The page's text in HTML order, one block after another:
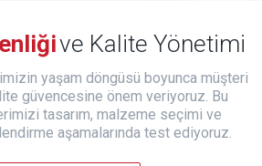
ve Kalite Yönetimi
yaşam döngüsü boyunca müşteri
güvencesine önem veriyoruz. Bu
tasarım, malzeme seçimi ve
aşamalarında test ediyoruz.